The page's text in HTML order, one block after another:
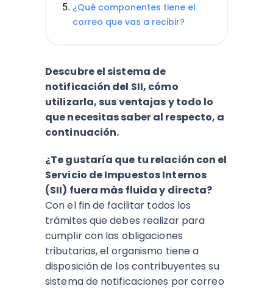
¿Qué componentes tiene el
correo que vas a recibir?
Descubre el sistema de
notificación del SII, cómo
utilizarla, sus ventajas y todo lo
que necesitas saber al respecto, a
continuación.
¿Te gustaría que tu relación con el
Servicio de Impuestos Internos
(SII) fuera más fluida y directa?
Con el fin de facilitar todos los
trámites que debes realizar para
cumplir con las obligaciones
tributarias, el organismo tiene a
disposición de los contribuyentes su
sistema de notificaciones por correo